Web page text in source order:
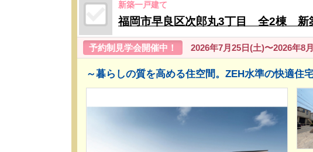
新築一戸建て
福岡市早良区次郎丸3丁目 全2棟 新
予約制見学会開催中！ 2026年7月25日(土)〜2026年8